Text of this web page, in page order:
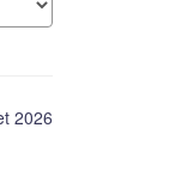
2026